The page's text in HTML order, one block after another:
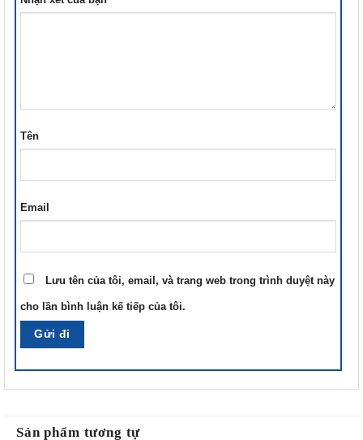
Tên
Email
Lưu tên của tôi, email, và trang web trong trình duyệt này
cho lần bình luận kế tiếp của tôi.
Sản phẩm tương tự